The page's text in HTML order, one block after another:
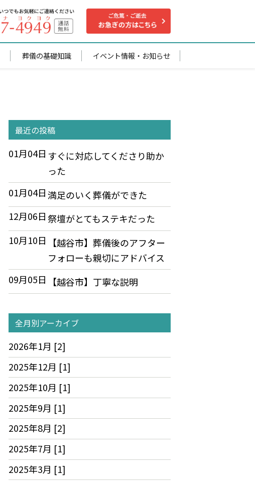
葬儀の基礎知識 イベント情報・お知らせ
最近の投稿
01月04日 すぐに対応してくださり助か
った
01月04日満足のいく葬儀ができた
12月06日祭壇がとてもステキだった
10月10日
【越谷市】葬儀後のアフター
フォローも親切にアドバイス
09月05日
【越谷市】丁寧な説明
全月別アーカイブ
2026年1月 [2]
2025年12月 [1]
2025年10月 [1]
2025年9月 [1]
2025年8月 [2]
2025年7月 [1]
2025年3月 [1]